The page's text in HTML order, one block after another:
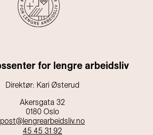
for lengre arbeidsliv
Direktør: Kari Østerud
Akersgata 32
0180 Oslo
post@lengrearbeidsliv.no
45 45 31 92